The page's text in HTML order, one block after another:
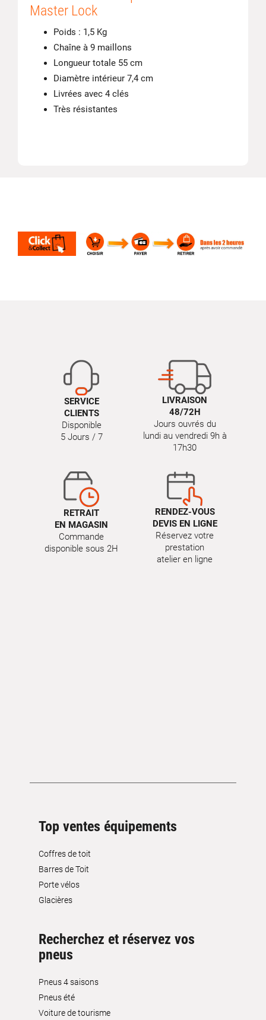
Master Lock
Poids : 1,5 Kg
Chaîne à 9 maillons
Longueur totale 55 cm
Diamètre intérieur 7,4 cm
Livrées avec 4 clés
Très résistantes
SERVICE
CLIENTS
Disponible
5 Jours / 7
LIVRAISON
48/72H
Jours ouvrés du
lundi au vendredi 9h à
17h30
RETRAIT
EN MAGASIN
Commande
disponible sous 2H
RENDEZ-VOUS
DEVIS EN LIGNE
Réservez votre
prestation
atelier en ligne
Top ventes équipements
Coffres de toit
Barres de Toit
Porte vélos
Glacières
Recherchez et réservez vos
pneus
Pneus 4 saisons
Pneus été
Voiture de tourisme